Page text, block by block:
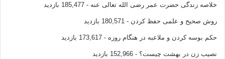
خلاصه زندگی حضرت عمر رضی الله تعالی عنه - 185,477 بازدید
روش صحیح و علمی حفظ کردن - 180,571 بازدید
حکم بوسه کردن و ملاعبه در هنگام روزه - 173,617 بازدید
نصیب زن در بهشت چیست؟ - 152,966 بازدید